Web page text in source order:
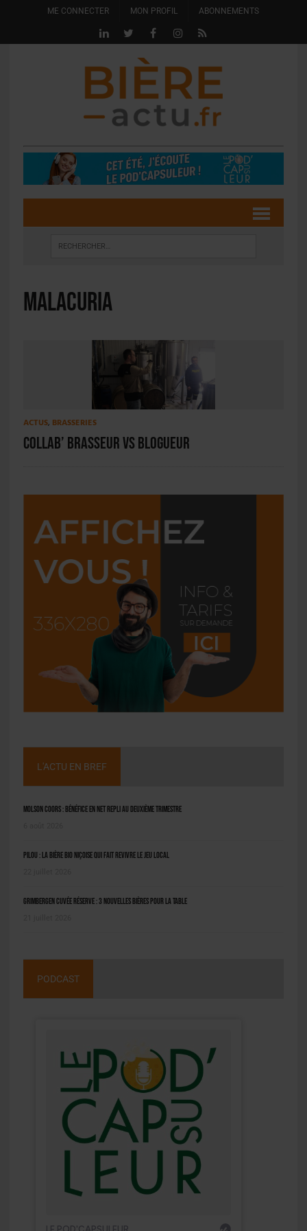
ME CONNECTER MON PROFIL ABONNEMENTS
Malacuria
ACTUS, BRASSERIES
Collab’ brasseur vs blogueur
L'ACTU EN BREF
Molson Coors : bénéfice en net repli au deuxième trimestre
Pilou : la bière bio niçoise qui fait revivre le jeu local
Grimbergen Cuvée Réserve : 3 nouvelles bières pour la table
PODCAST